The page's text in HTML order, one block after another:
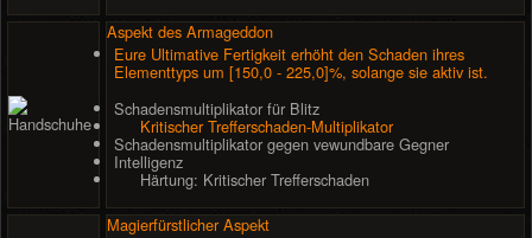
Aspekt des Armageddon
Eure Ultimative Fertigkeit erhöht den Schaden ihres
Elementtyps um [150,0 - 225,0]%, solange sie aktiv ist.
Schadensmultiplikator für Blitz
Kritischer Trefferschaden-Multiplikator
Schadensmultiplikator gegen vewundbare Gegner
Intelligenz
Härtung: Kritischer Trefferschaden
Magierfürstlicher Aspekt